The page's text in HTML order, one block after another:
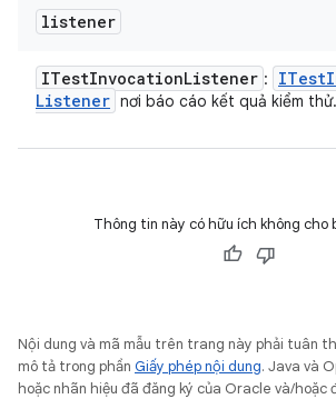
listener
ITestInvocationListener : ITest
Listener nơi báo cáo kết quả kiểm thử.
Thông tin này có hữu ích không cho
Nội dung và mã mẫu trên trang này phải tuân
mô tả trong phần Giấy phép nội dung. Java và
hoặc nhãn hiệu đã đăng ký của Oracle và/hoặc